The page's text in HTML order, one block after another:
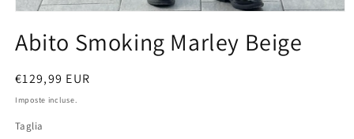
multimediali
1
finestra
modale
Abito Smoking Marley Beige
Prezzo
di
€129,99 EUR
Imposte incluse.
Taglia